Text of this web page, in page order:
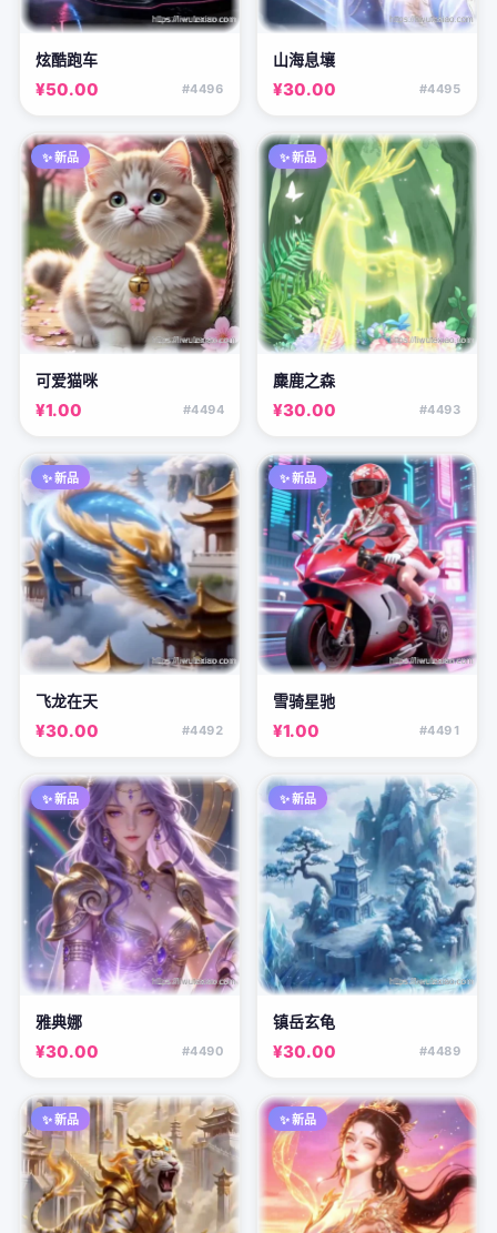
炫酷跑车
¥50.00 #4496
山海息壤
¥30.00 #4495
✨ 新品
可爱猫咪
¥1.00 #4494
✨ 新品
麋鹿之森
¥30.00 #4493
✨ 新品
飞龙在天
¥30.00 #4492
✨ 新品
雪骑星驰
¥1.00 #4491
✨ 新品
雅典娜
¥30.00 #4490
✨ 新品
镇岳玄龟
¥30.00 #4489
✨ 新品 ✨ 新品